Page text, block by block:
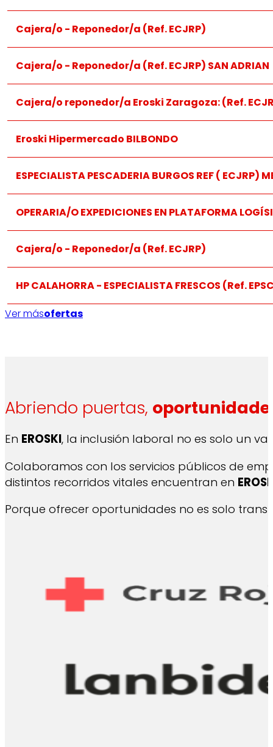
Impulsamos un liderazgo compartido, donde cada
Creemos en la flexibilidad como motor de la
Cajera/o - Reponedor/a (Ref. ECJRP)
Cajera/o - Reponedor/a (Ref. ECJRP) SAN ADRIAN
Cajera/o reponedor/a Eroski Zaragoza: (Ref.
Eroski Hipermercado BILBONDO
ESPECIALISTA PESCADERIA BURGOS REF ( ECJRP)
OPERARIA/O EXPEDICIONES EN PLATAFORMA
Cajera/o - Reponedor/a (Ref. ECJRP)
HP CALAHORRA - ESPECIALISTA FRESCOS (Ref.
Ver másofertas
Abriendo puertas,
En EROSKI, la inclusión laboral no es solo un
Colaboramos con los servicios públicos de
distintos recorridos vitales encuentran en
Porque ofrecer oportunidades no es solo